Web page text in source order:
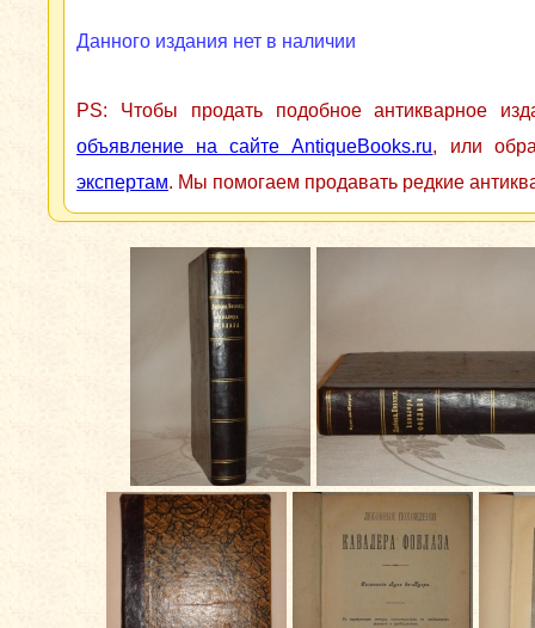
Данного издания нет в наличии
PS: Чтобы продать подобное антикварное
объявление на сайте AntiqueBooks.ru, или
экспертам. Мы помогаем продавать редкие